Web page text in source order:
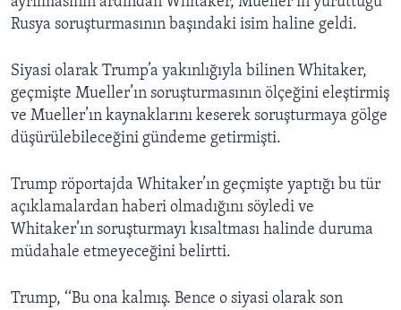
Rusya soruşturmasının başındaki isim haline geldi.
Siyasi olarak Trump’a yakınlığıyla bilinen Whitaker,
geçmişte Mueller’ın soruşturmasının ölçeğini eleştirmiş
ve Mueller’ın kaynaklarını keserek soruşturmaya gölge
düşürülebileceğini gündeme getirmişti.
Trump röportajda Whitaker’ın geçmişte yaptığı bu tür
açıklamalardan haberi olmadığını söyledi ve
Whitaker’ın soruşturmayı kısaltması halinde duruma
müdahale etmeyeceğini belirtti.
Trump, ‘‘Bu ona kalmış. Bence o siyasi olarak son